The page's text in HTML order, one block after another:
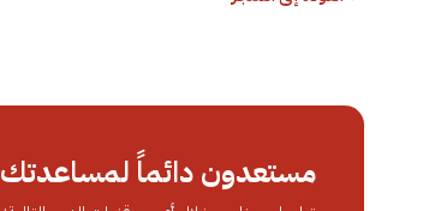
مستعدون دائماً لمساعدتك